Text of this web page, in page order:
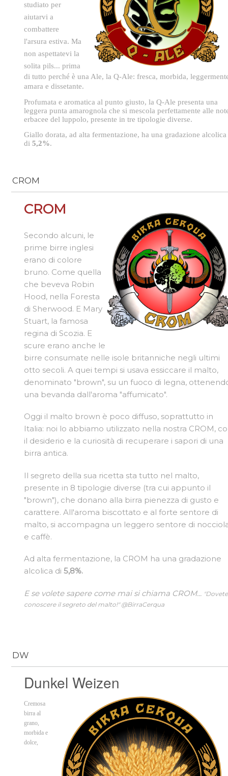
studiato per
aiutarvi a
combattere
l'arsura estiva. Ma
non aspettatevi la
solita pils... prima
di tutto perché è una Ale, la Q-Ale: fresca, morbida,
amara e dissetante.
Profumata e aromatica al punto giusto, la Q-Ale presenta una
leggera punta amarognola che si mescola perfettamente alle
erbacee del luppolo, presente in tre tipologie diverse.
Giallo dorata, ad alta fermentazione, ha una gradazione alcolica
di5,2%.
CROM
CROM
Secondo alcuni, le
prime birre inglesi
erano di colore
bruno. Come quella
che beveva Robin
Hood, nella Foresta
di Sherwood. E Mary
Stuart, la famosa
regina di Scozia. E
scure erano anche le
birre consumate nelle isole britanniche negli ultimi
otto secoli. A quei tempi si usava essiccare il malto,
denominato "brown", su un fuoco di legna,
una bevanda dall'aroma "affumicato".
Oggi il malto brown è poco diffuso, soprattutto in
Italia: noi lo abbiamo utilizzato nella nostra CROM,
il desiderio e la curiosità di recuperare i sapori di una
birra antica.
Il segreto della sua ricetta sta tutto nel malto,
presente in 8 tipologie diverse (tra cui appunto il
"brown"), che donano alla birra pienezza di gusto e
carattere. All'aroma biscottato e al forte sentore di
malto, si accompagna un leggero sentore di
e caffè.
Ad alta fermentazione, la CROM ha una gradazione
alcolica di5,8%.
E se volete sapere come mai si chiama CROM... "Dovete
conoscere il segreto del malto!" @BirraCerqua
DW
Dunkel Weizen
Cremosa
birra al
grano,
morbida e
dolce,